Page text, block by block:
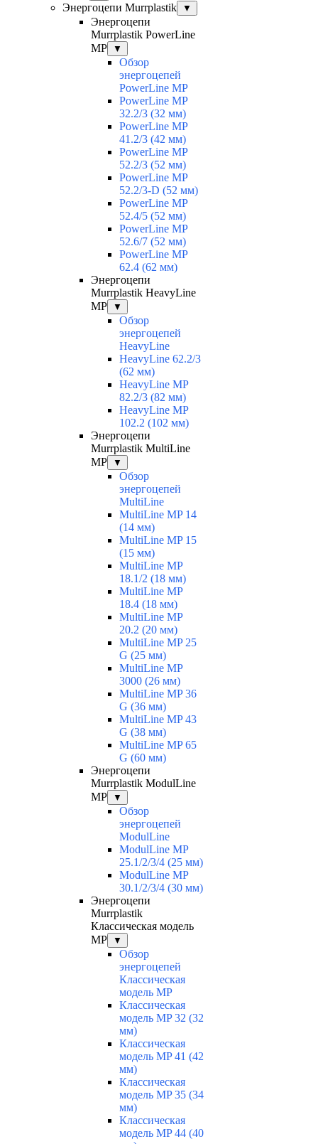
Энергоцепи Murrplastik ▼
Энергоцепи
Murrplastik PowerLine
MP
▼
Обзор
энергоцепей
PowerLine MP
PowerLine MP
32.2/3 (32 мм)
PowerLine MP
41.2/3 (42 мм)
PowerLine MP
52.2/3 (52 мм)
PowerLine MP
52.2/3-D (52 мм)
PowerLine MP
52.4/5 (52 мм)
PowerLine MP
52.6/7 (52 мм)
PowerLine MP
62.4 (62 мм)
Энергоцепи
Murrplastik HeavyLine
MP
▼
Обзор
энергоцепей
HeavyLine
HeavyLine 62.2/3
(62 мм)
HeavyLine MP
82.2/3 (82 мм)
HeavyLine MP
102.2 (102 мм)
Энергоцепи
Murrplastik MultiLine
MP
▼
Обзор
энергоцепей
MultiLine
MultiLine MP 14
(14 мм)
MultiLine MP 15
(15 мм)
MultiLine MP
18.1/2 (18 мм)
MultiLine MP
18.4 (18 мм)
MultiLine MP
20.2 (20 мм)
MultiLine MP 25
G (25 мм)
MultiLine MP
3000 (26 мм)
MultiLine MP 36
G (36 мм)
MultiLine MP 43
G (38 мм)
MultiLine MP 65
G (60 мм)
Энергоцепи
Murrplastik ModulLine
MP
▼
Обзор
энергоцепей
ModulLine
ModulLine MP
25.1/2/3/4 (25 мм)
ModulLine MP
30.1/2/3/4 (30 мм)
Энергоцепи
Murrplastik
Классическая модель
MP
▼
Обзор
энергоцепей
Классическая
модель MP
Классическая
модель MP 32 (32
мм)
Классическая
модель MP 41 (42
мм)
Классическая
модель MP 35 (34
мм)
Классическая
модель MP 44 (40